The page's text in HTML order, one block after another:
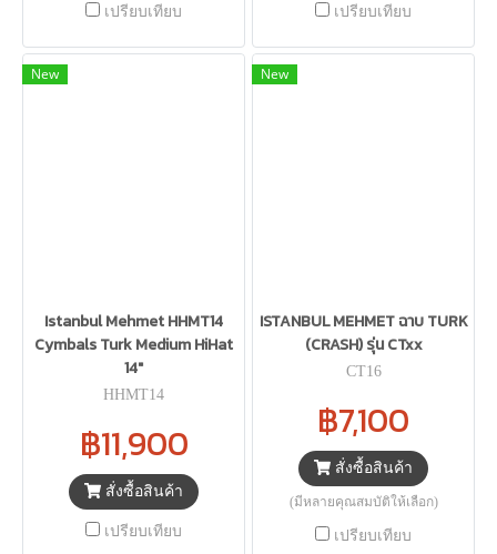
เปรียบเทียบ เปรียบเทียบ
New
Istanbul Mehmet HHMT14
Cymbals Turk Medium HiHat
14"
HHMT14
฿11,900
สั่งซื้อสินค้า
เปรียบเทียบ
New
ISTANBUL MEHMET ฉาบ TURK
(CRASH) รุ่น CTxx
CT16
฿7,100
สั่งซื้อสินค้า
(มีหลายคุณสมบัติให้เลือก)
เปรียบเทียบ